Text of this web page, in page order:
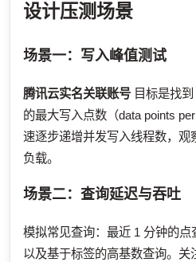
设计压测场景
场景一：写入峰值测试
腾讯云实名关联账号 目标是找
的最大写入点数（data points
速逐步递增并发写入线程数，观
负载。
场景二：查询延迟与吞吐
模拟常见查询：最近 1 分钟的点
以及基于标签的高基数查询。关